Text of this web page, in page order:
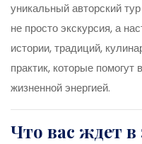
уникальный авторский
не просто экскурсия, а
истории, традиций,
практик, которые
жизненной энергией.
Что вас ждет в